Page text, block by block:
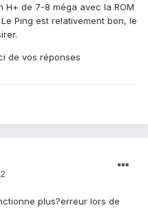
de 7-8 méga avec la ROM
Le Ping est relativement bon, le
de vos réponses
plus?erreur lors de